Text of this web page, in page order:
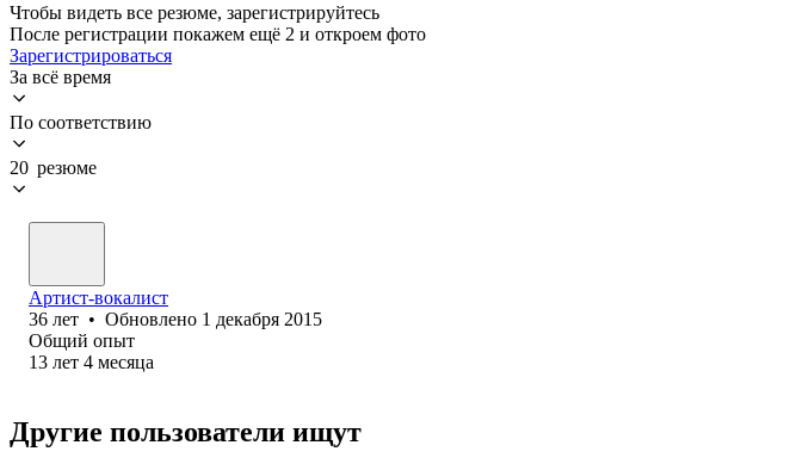
Чтобы видеть все резюме, зарегистрируйтесь
После регистрации покажем ещё 2 и откроем фото
Зарегистрироваться
За всё время
По соответствию
20 резюме
Артист-вокалист
36 лет • Обновлено 1 декабря 2015
Общий опыт
13 лет 4 месяца
Другие пользователи ищут